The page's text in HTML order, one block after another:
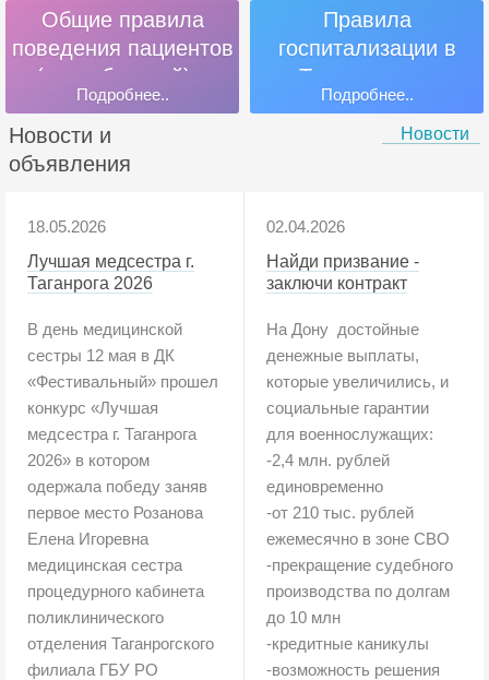
Общие правила
поведения пациентов
(потребителей) и
посетителей
Подробнее..
Правила
госпитализации в
Таганрогском
филиале ГБУ РО
«Онкодиспансер»
Подробнее..
Новости и
объявления
Новости
18.05.2026
Лучшая медсестра г.
Таганрога 2026
В день медицинской
сестры 12 мая в ДК
«Фестивальный» прошел
конкурс «Лучшая
медсестра г. Таганрога
2026» в котором
одержала победу заняв
первое место Розанова
Елена Игоревна
медицинская сестра
процедурного кабинета
поликлинического
отделения Таганрогского
филиала ГБУ РО
02.04.2026
Найди призвание -
заключи контракт
На Дону достойные
денежные выплаты,
которые увеличились, и
социальные гарантии
для военнослужащих:
-2,4 млн. рублей
единовременно
-от 210 тыс. рублей
ежемесячно в зоне СВО
-прекращение судебного
производства по долгам
до 10 млн
-кредитные каникулы
-возможность решения